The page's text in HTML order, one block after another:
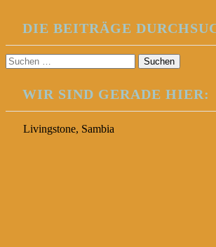
DIE BEITRÄGE
Suchen
nach:
WIR SIND GERADE HIER:
Livingstone, Sambia